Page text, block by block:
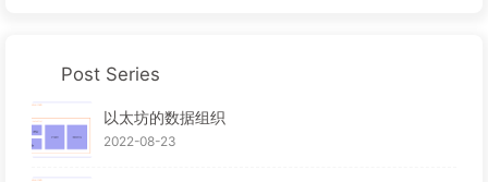
Post Series
以太坊的数据组织
2022-08-23